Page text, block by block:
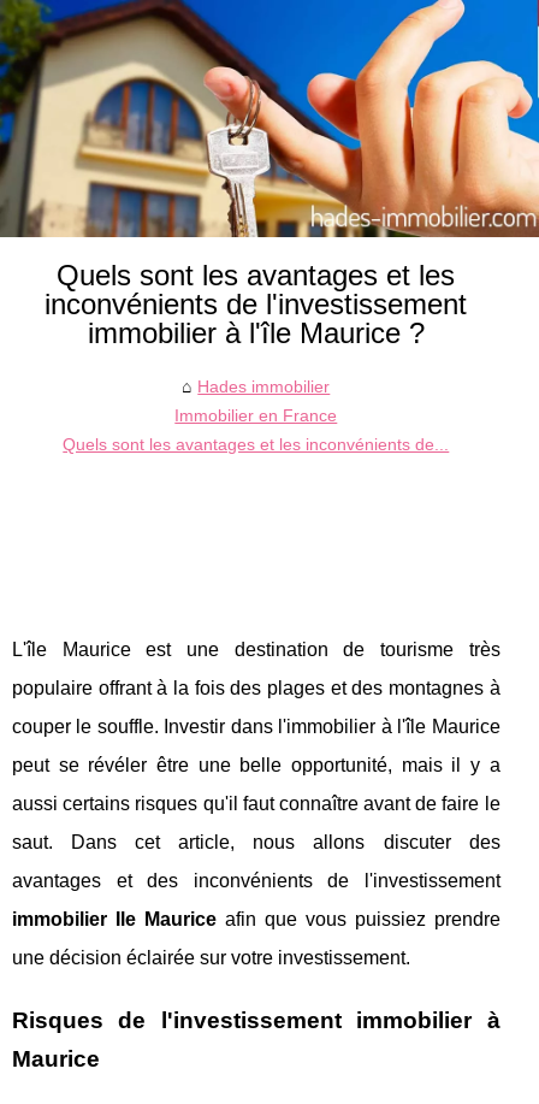
Quels sont les avantages et les
inconvénients de l'investissement
immobilier à l'île Maurice ?
Hades immobilier
Immobilier en France
Quels sont les avantages et les inconvénients de...
L'île Maurice est une destination de tourisme très
populaire offrant à la fois des plages et des montagnes à
couper le souffle. Investir dans l'immobilier à l'île Maurice
peut se révéler être une belle opportunité, mais il y a
aussi certains risques qu'il faut connaître avant de faire le
saut. Dans cet article, nous allons discuter des
avantages et des inconvénients de l'investissement
immobilier Ile Mauriceafin que vous puissiez prendre
une décision éclairée sur votre investissement.
Risques de l'investissement immobilier à
Maurice